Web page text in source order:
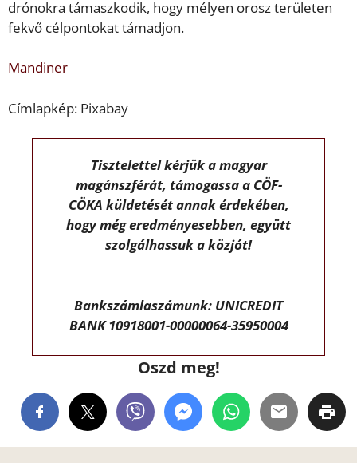
drónokra támaszkodik, hogy mélyen orosz területen
fekvő célpontokat támadjon.
Mandiner
Címlapkép: Pixabay
Tisztelettel kérjük a magyar
magánszférát, támogassa a CÖF-
CÖKA küldetését annak érdekében,
hogy még eredményesebben, együtt
szolgálhassuk a közjót!
Bankszámlaszámunk: UNICREDIT
BANK 10918001-00000064-35950004
Oszd meg!